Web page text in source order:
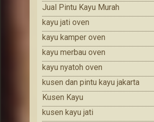
Jual Pintu Kayu Murah
kayu jati oven
kayu kamper oven
kayu merbau oven
kayu nyatoh oven
kusen dan pintu kayu jakarta
Kusen Kayu
kusen kayu jati